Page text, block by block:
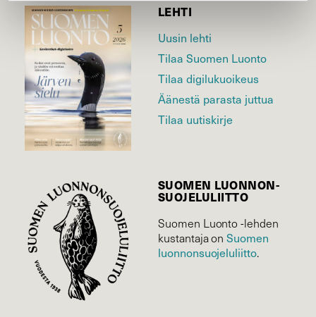
LEHTI
Uusin lehti
Tilaa Suomen Luonto
Tilaa digilukuoikeus
Äänestä parasta juttua
Tilaa uutiskirje
SUOMEN LUONNON­
SUOJELU­LIITTO
Suomen Luonto -lehden
kustantaja onSuomen
luonnonsuojelu­liitto.